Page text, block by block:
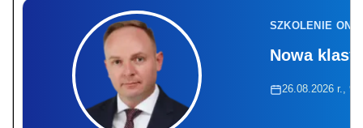
SZKOLENIE
Nowa
26.08.2026 r.,